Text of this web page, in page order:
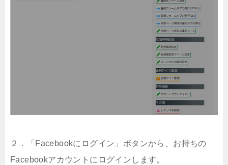
２．「Facebookにログイン」ボタンから、お持ちの
Facebookアカウントにログインします。